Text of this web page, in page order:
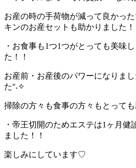
お産の時の手荷物が減って良かっ
キンのお産セットも助かりました！
・お食事も1つ1つがとっても美味
た！！
お産前・お産後のパワーになりま
た°˖✧
掃除の方々も食事の方々もとっても
・帝王切開のためエステは1ヶ月健
ました！！
楽しみにしています♡